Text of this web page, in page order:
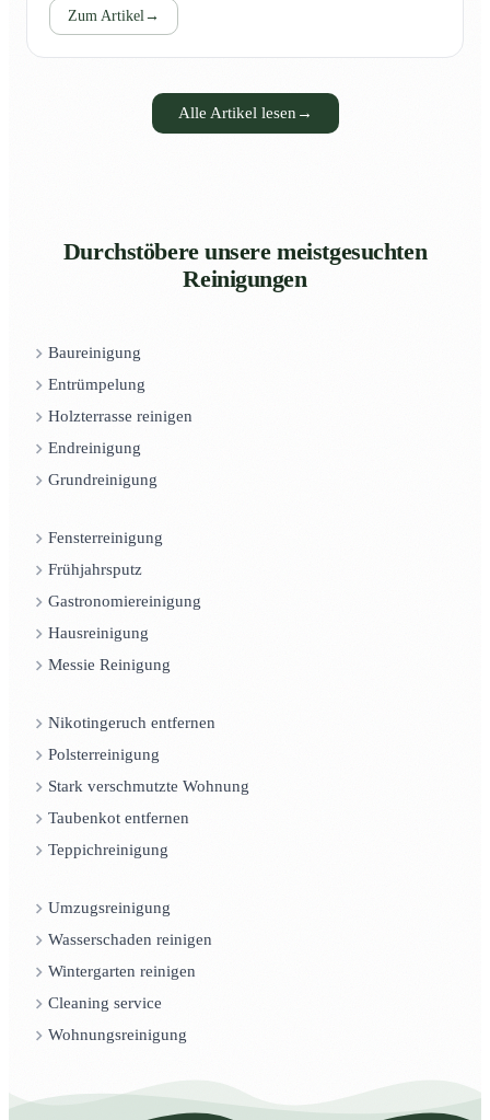
Zum Artikel→
Alle Artikel lesen →
Durchstöbere unsere meistgesuchten
Reinigungen
Baureinigung
Entrümpelung
Holzterrasse reinigen
Endreinigung
Grundreinigung
Fensterreinigung
Frühjahrsputz
Gastronomiereinigung
Hausreinigung
Messie Reinigung
Nikotingeruch entfernen
Polsterreinigung
Stark verschmutzte Wohnung
Taubenkot entfernen
Teppichreinigung
Umzugsreinigung
Wasserschaden reinigen
Wintergarten reinigen
Cleaning service
Wohnungsreinigung